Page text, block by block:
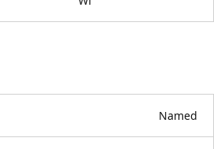
Named